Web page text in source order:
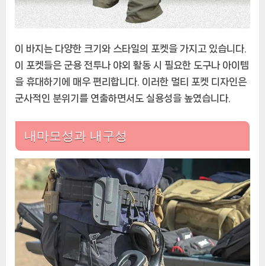
모
성
밀
서
비
바
자
이 바지는 다양한 크기와 스타일의 포켓을 가지고 있습니다.
이 포켓들은 군용 전투나 야외 활동 시 필요한 도구나 아이템
을 휴대하기에 매우 편리합니다. 이러한 멀티 포켓 디자인은
군사적인 분위기를 연출하면서도 실용성을 높였습니다.
내마모성과 내구성